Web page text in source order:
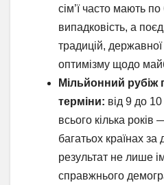
сім’ї часто мають
випадковість, а
традицій, державної
оптимізму щодо
Мільйонний рубіж
терміни: від 9 до
всього кілька
багатьох країнах за
результат не лише
справжнього